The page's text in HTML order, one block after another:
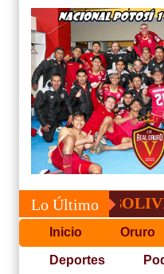
Lo Último
EN BOLIVIA
Inicio Oruro
Deportes